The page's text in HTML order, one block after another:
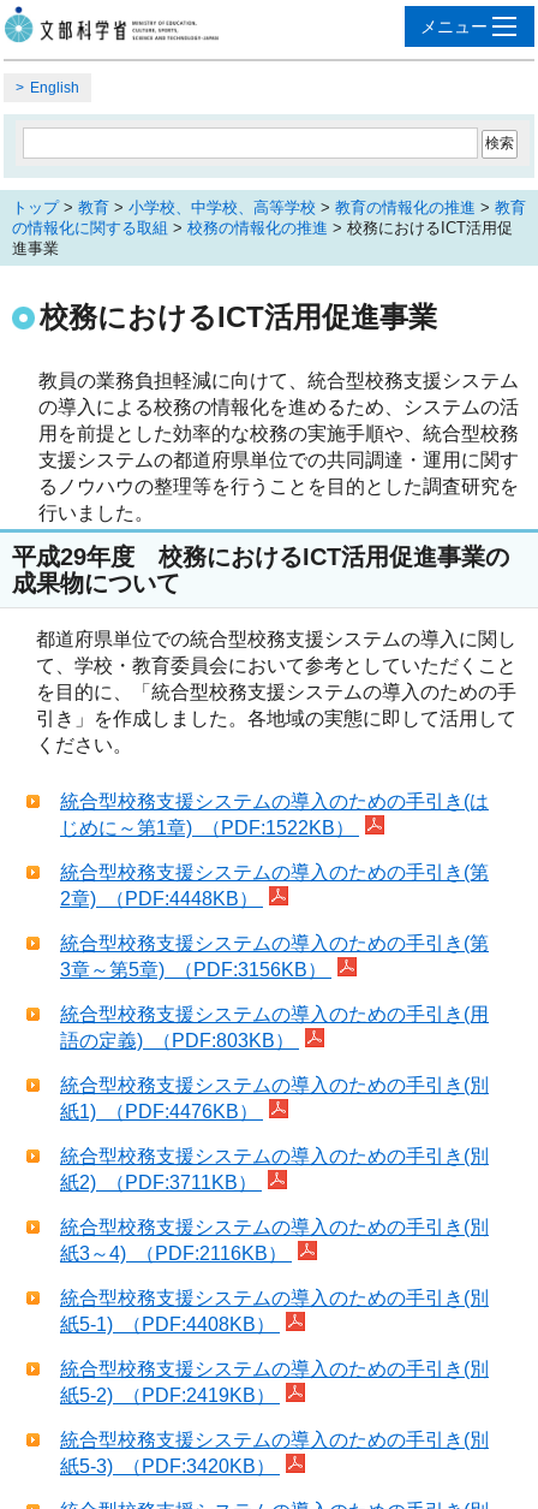
English
トップ> 教育 > 小学校、中学校、高等学校 > 教育の情報化の推進 > 教育
の情報化に関する取組 > 校務の情報化の推進 > 校務におけるICT活用促
進事業
校務におけるICT活用促進事業
教員の業務負担軽減に向けて、統合型校務支援システム
の導入による校務の情報化を進めるため、システムの活
用を前提とした効率的な校務の実施手順や、統合型校務
支援システムの都道府県単位での共同調達・運用に関す
るノウハウの整理等を行うことを目的とした調査研究を
行いました。
平成29年度 校務におけるICT活用促進事業の
成果物について
都道府県単位での統合型校務支援システムの導入に関し
て、学校・教育委員会において参考としていただくこと
を目的に、「統合型校務支援システムの導入のための手
引き」を作成しました。各地域の実態に即して活用して
ください。
統合型校務支援システムの導入のための手引き(は
じめに～第1章) （PDF:1522KB）
統合型校務支援システムの導入のための手引き(第
2章) （PDF:4448KB）
統合型校務支援システムの導入のための手引き(第
3章～第5章) （PDF:3156KB）
統合型校務支援システムの導入のための手引き(用
語の定義) （PDF:803KB）
統合型校務支援システムの導入のための手引き(別
紙1) （PDF:4476KB）
統合型校務支援システムの導入のための手引き(別
紙2) （PDF:3711KB）
統合型校務支援システムの導入のための手引き(別
紙3～4) （PDF:2116KB）
統合型校務支援システムの導入のための手引き(別
紙5-1) （PDF:4408KB）
統合型校務支援システムの導入のための手引き(別
紙5-2) （PDF:2419KB）
統合型校務支援システムの導入のための手引き(別
紙5-3) （PDF:3420KB）